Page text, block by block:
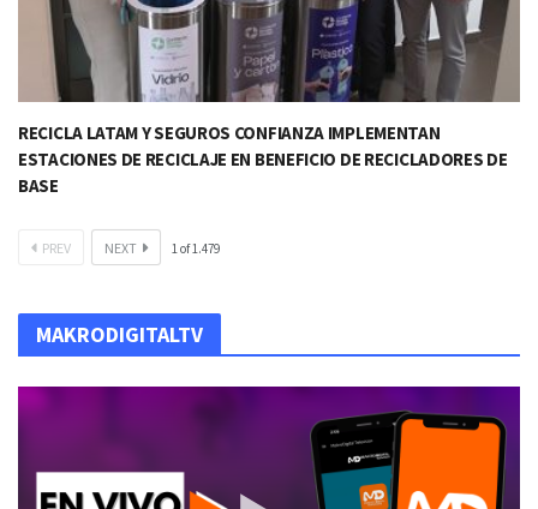
RECICLA LATAM Y SEGUROS CONFIANZA IMPLEMENTAN
ESTACIONES DE RECICLAJE EN BENEFICIO DE RECICLADORES DE
BASE​
PREV NEXT 1of1.479
MAKRODIGITALTV